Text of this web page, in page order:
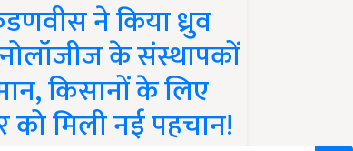
ने किया ध्रुव
के संस्थापकों
किसानों के लिए
को मिली नई पहचान!